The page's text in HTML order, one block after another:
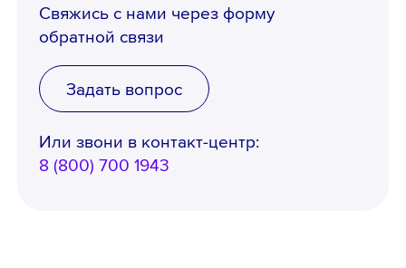
Свяжись с нами через форму
обратной связи
Задать вопрос
Или звони в контакт-центр:
8 (800) 700 1943